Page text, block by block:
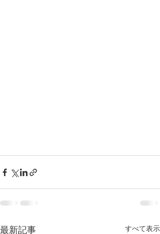
最新記事 すべて表示